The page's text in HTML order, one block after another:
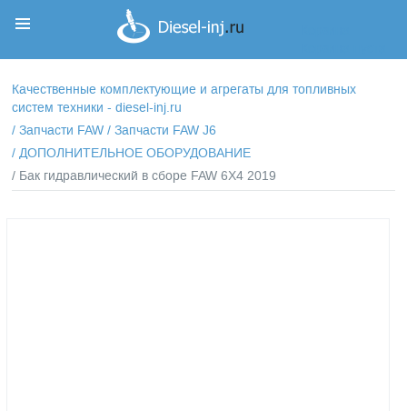
Качественные комплектующие и агрегаты для топливных
систем техники - diesel-inj.ru
/Запчасти FAW /Запчасти FAW J6
/ДОПОЛНИТЕЛЬНОЕ ОБОРУДОВАНИЕ
/ Бак гидравлический в сборе FAW 6X4 2019